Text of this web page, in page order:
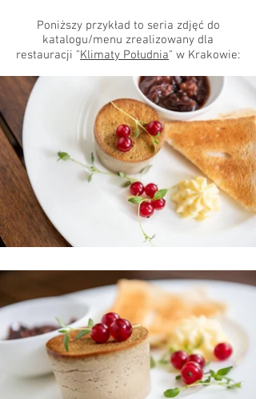
Poniższy przykład to seria zdjęć do
katalogu/menu zrealizowany dla
restauracji "Klimaty Południa" w Krakowie: